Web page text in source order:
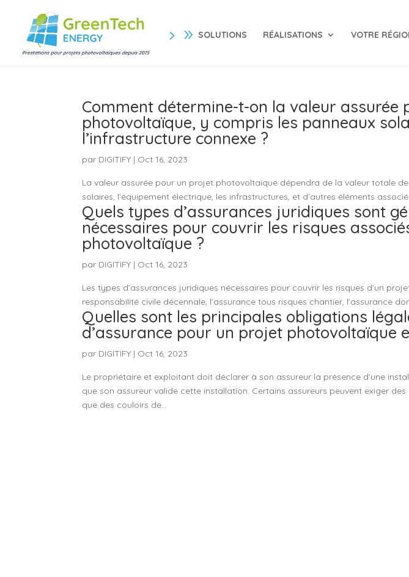
SOLUTIONS RÉALISATIONS VOTRE
Comment détermine-t-on la valeur assurée
photovoltaïque, y compris les panneaux
l’infrastructure connexe ?
par DIGITIFY | Oct 16, 2023
La valeur assurée pour un projet photovoltaïque dépendra de la valeur totale
solaires, l’équipement électrique, les infrastructures, et d’autres éléments
Quels types d’assurances juridiques sont
nécessaires pour couvrir les risques
photovoltaïque ?
par DIGITIFY | Oct 16, 2023
Les types d’assurances juridiques nécessaires pour couvrir les risques d’un
responsabilité civile décennale, l’assurance tous risques chantier, l’assurance
Quelles sont les principales obligations
d’assurance pour un projet photovoltaïque
par DIGITIFY | Oct 16, 2023
Le propriétaire et exploitant doit déclarer à son assureur la présence d’une
que son assureur valide cette installation. Certains assureurs peuvent exiger
que des couloirs de...